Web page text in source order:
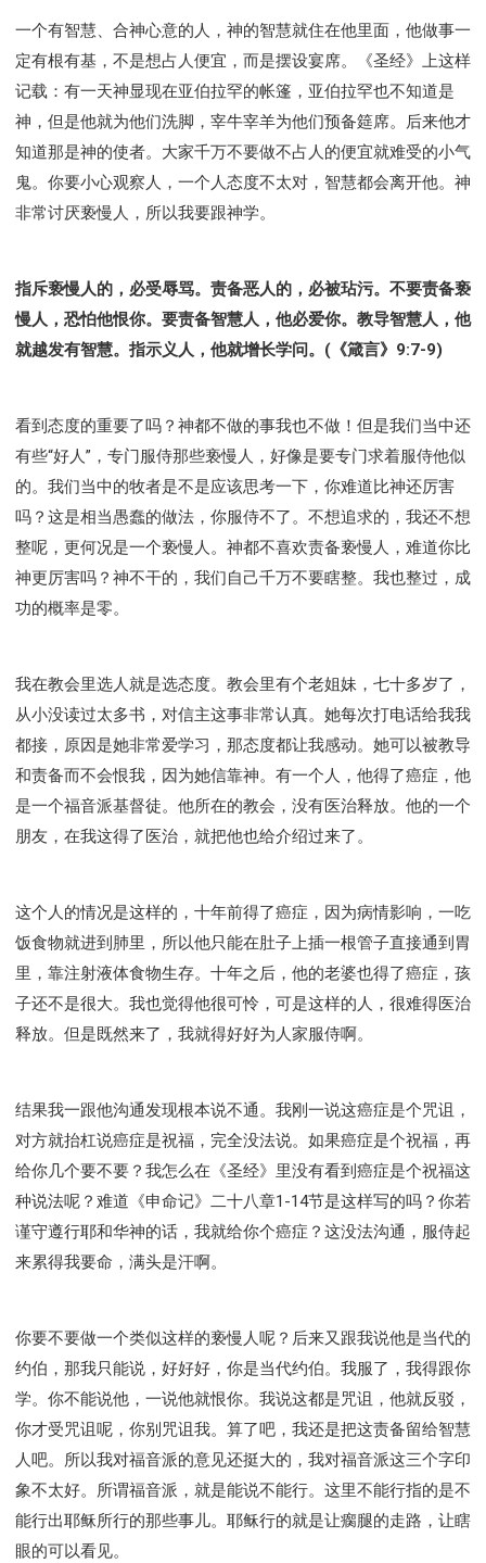
一个有智慧、合神心意的人，神的智慧就住在他里面，他做事一
定有根有基，不是想占人便宜，而是摆设宴席。《圣经》上这样
记载：有一天神显现在亚伯拉罕的帐篷，亚伯拉罕也不知道是
神，但是他就为他们洗脚，宰牛宰羊为他们预备筵席。后来他才
知道那是神的使者。大家千万不要做不占人的便宜就难受的小气
鬼。你要小心观察人，一个人态度不太对，智慧都会离开他。神
非常讨厌亵慢人，所以我要跟神学。
指斥亵慢人的，必受辱骂。责备恶人的，必被玷污。不要责备亵
慢人，恐怕他恨你。要责备智慧人，他必爱你。教导智慧人，他
就越发有智慧。指示义人，他就增长学问。(《箴言》9:7-9)
看到态度的重要了吗？神都不做的事我也不做！但是我们当中还
有些“好人”，专门服侍那些亵慢人，好像是要专门求着服侍他似
的。我们当中的牧者是不是应该思考一下，你难道比神还厉害
吗？这是相当愚蠢的做法，你服侍不了。不想追求的，我还不想
整呢，更何况是一个亵慢人。神都不喜欢责备亵慢人，难道你比
神更厉害吗？神不干的，我们自己千万不要瞎整。我也整过，成
功的概率是零。
我在教会里选人就是选态度。教会里有个老姐妹，七十多岁了，
从小没读过太多书，对信主这事非常认真。她每次打电话给我我
都接，原因是她非常爱学习，那态度都让我感动。她可以被教导
和责备而不会恨我，因为她信靠神。有一个人，他得了癌症，他
是一个福音派基督徒。他所在的教会，没有医治释放。他的一个
朋友，在我这得了医治，就把他也给介绍过来了。
这个人的情况是这样的，十年前得了癌症，因为病情影响，一吃
饭食物就进到肺里，所以他只能在肚子上插一根管子直接通到胃
里，靠注射液体食物生存。十年之后，他的老婆也得了癌症，孩
子还不是很大。我也觉得他很可怜，可是这样的人，很难得医治
释放。但是既然来了，我就得好好为人家服侍啊。
结果我一跟他沟通发现根本说不通。我刚一说这癌症是个咒诅，
对方就抬杠说癌症是祝福，完全没法说。如果癌症是个祝福，再
给你几个要不要？我怎么在《圣经》里没有看到癌症是个祝福这
种说法呢？难道《申命记》二十八章1-14节是这样写的吗？你若
谨守遵行耶和华神的话，我就给你个癌症？这没法沟通，服侍起
来累得我要命，满头是汗啊。
你要不要做一个类似这样的亵慢人呢？后来又跟我说他是当代的
约伯，那我只能说，好好好，你是当代约伯。我服了，我得跟你
学。你不能说他，一说他就恨你。我说这都是咒诅，他就反驳，
你才受咒诅呢，你别咒诅我。算了吧，我还是把这责备留给智慧
人吧。所以我对福音派的意见还挺大的，我对福音派这三个字印
象不太好。所谓福音派，就是能说不能行。这里不能行指的是不
能行出耶稣所行的那些事儿。耶稣行的就是让瘸腿的走路，让瞎
眼的可以看见。